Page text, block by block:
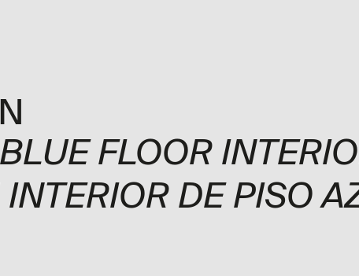
FLOOR
DE PISO